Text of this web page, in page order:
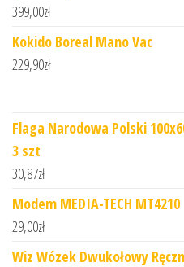
399,00zł
Kokido Boreal Mano Vac
229,90zł
Flaga Narodowa Polski
3 szt
30,87zł
Modem MEDIA-TECH MT4210
29,00zł
Wiz Wózek Dwukołowy